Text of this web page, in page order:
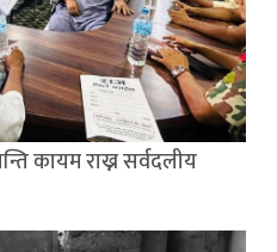
कायम राख्न सर्वदलीय